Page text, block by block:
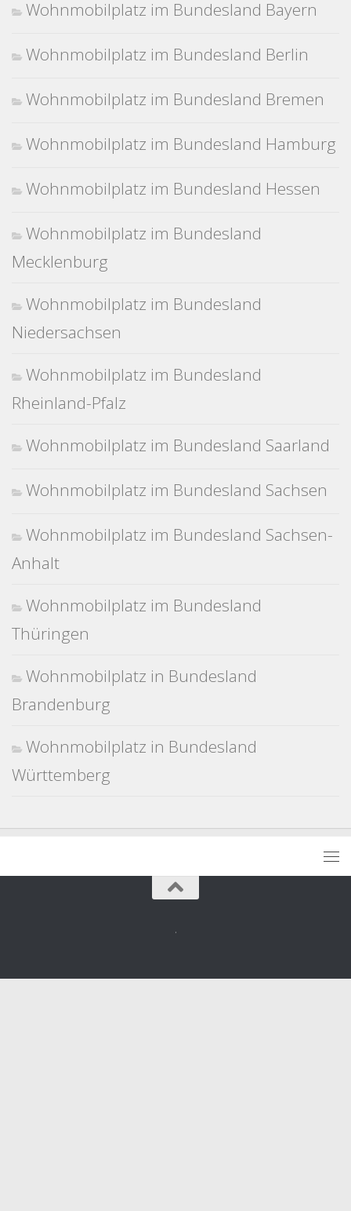
Wohnmobilplatz im Bundesland Bayern
Wohnmobilplatz im Bundesland Berlin
Wohnmobilplatz im Bundesland Bremen
Wohnmobilplatz im Bundesland Hamburg
Wohnmobilplatz im Bundesland Hessen
Wohnmobilplatz im Bundesland
Mecklenburg
Wohnmobilplatz im Bundesland
Niedersachsen
Wohnmobilplatz im Bundesland
Rheinland-Pfalz
Wohnmobilplatz im Bundesland Saarland
Wohnmobilplatz im Bundesland Sachsen
Wohnmobilplatz im Bundesland Sachsen-
Anhalt
Wohnmobilplatz im Bundesland
Thüringen
Wohnmobilplatz in Bundesland
Brandenburg
Wohnmobilplatz in Bundesland
Württemberg
.